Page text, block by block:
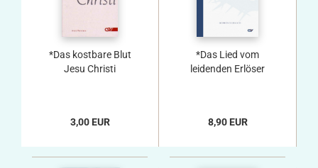
*Das kostbare Blut
Jesu Christi
3,00 EUR
*Das Lied vom
leidenden Erlöser
8,90 EUR